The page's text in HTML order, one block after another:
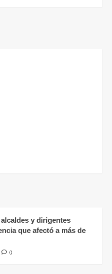
y dirigentes
que afectó a más de
0